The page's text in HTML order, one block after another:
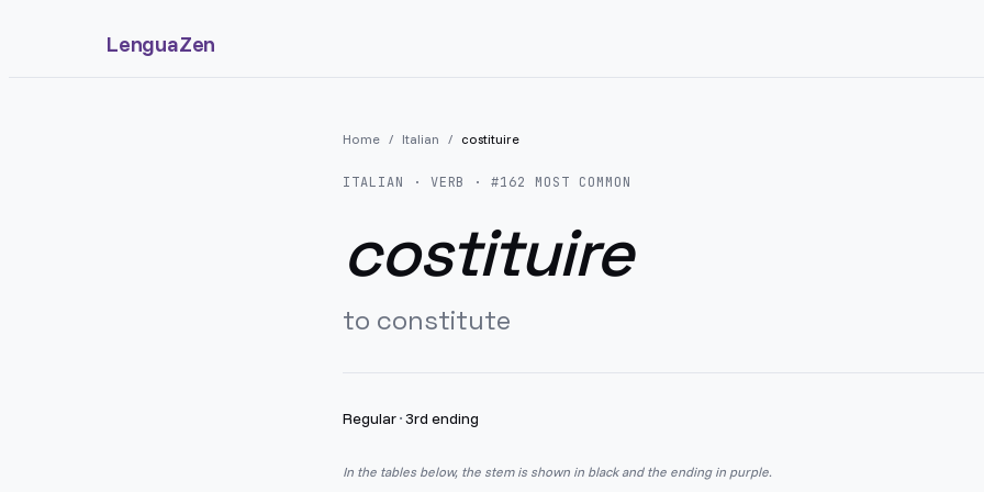
LenguaZen
Home / Italian / costituire
ITALIAN · VERB · #162 MOST COMMON
costituire
to constitute
Regular·3rd ending
In the tables below, the stem is shown in black and the ending in purple.